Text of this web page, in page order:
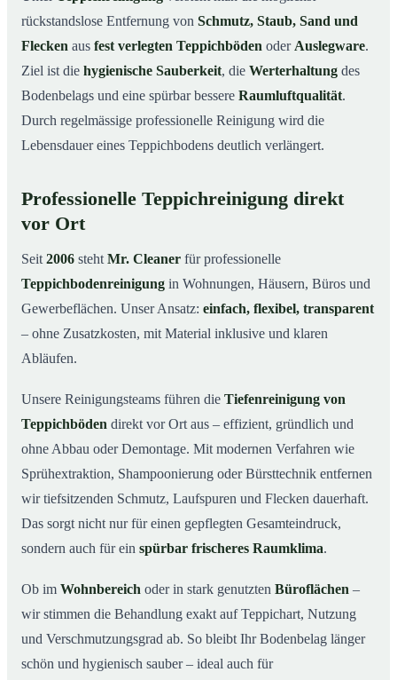
Typische Anlässe für eine Teppichreinigung
06Preise & Kostenfaktoren
07Vorteile mit Mr. Cleaner
08Fazit
Teppichreinigung im Einsatz
rückstandslose Entfernung von Schmutz, Staub, Sand und
Flecken aus fest verlegten Teppichböden oder Auslegware.
Ziel ist die hygienische Sauberkeit, die Werterhaltung des
Bodenbelags und eine spürbar bessere Raumluftqualität.
Durch regelmässige professionelle Reinigung wird die
Lebensdauer eines Teppichbodens deutlich verlängert.
Professionelle Teppichreinigung direkt
vor Ort
Seit 2006 steht Mr. Cleaner für professionelle
Teppichbodenreinigung in Wohnungen, Häusern, Büros und
Gewerbeflächen. Unser Ansatz: einfach, flexibel, transparent
– ohne Zusatzkosten, mit Material inklusive und klaren
Abläufen.
Unsere Reinigungsteams führen die Tiefenreinigung von
Teppichböden direkt vor Ort aus – effizient, gründlich und
ohne Abbau oder Demontage. Mit modernen Verfahren wie
Sprühextraktion, Shampoonierung oder Bürsttechnik entfernen
wir tiefsitzenden Schmutz, Laufspuren und Flecken dauerhaft.
Das sorgt nicht nur für einen gepflegten Gesamteindruck,
sondern auch für ein spürbar frischeres Raumklima.
Ob im Wohnbereich oder in stark genutzten Büroflächen –
wir stimmen die Behandlung exakt auf Teppichart, Nutzung
und Verschmutzungsgrad ab. So bleibt Ihr Bodenbelag länger
schön und hygienisch sauber – ideal auch für